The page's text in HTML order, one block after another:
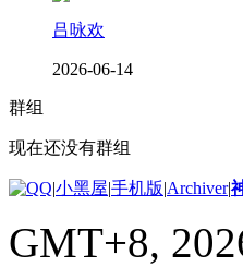
吕咏欢
2026-06-14
群组
现在还没有群组
|小黑屋|手机版|Archiver|
GMT+8,